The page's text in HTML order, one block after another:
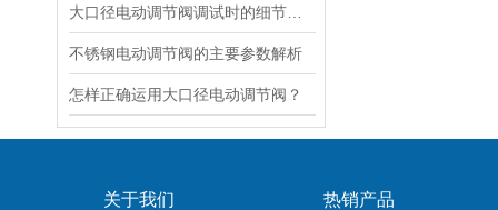
不锈钢电动调节阀的主要参数解析
怎样正确运用大口径电动调节阀？
关于我们 热销产品